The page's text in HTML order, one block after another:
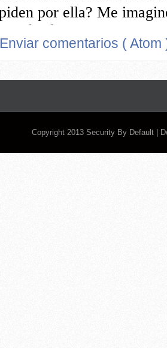
Enviar comentarios ( Atom
Copyright 2013 Security By Default |